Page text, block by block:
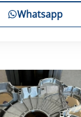
Whatsapp